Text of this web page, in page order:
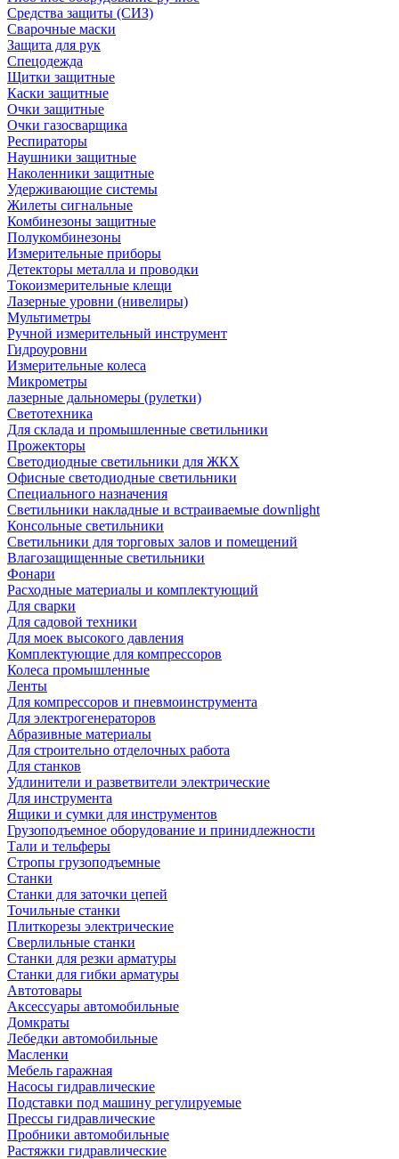
Средства защиты (СИЗ)
Сварочные маски
Защита для рук
Спецодежда
Щитки защитные
Каски защитные
Очки защитные
Очки газосварщика
Респираторы
Наушники защитные
Наколенники защитные
Удерживающие системы
Жилеты сигнальные
Комбинезоны защитные
Полукомбинезоны
Измерительные приборы
Детекторы металла и проводки
Токоизмерительные клещи
Лазерные уровни (нивелиры)
Мультиметры
Ручной измерительный инструмент
Гидроуровни
Измерительные колеса
Микрометры
лазерные дальномеры (рулетки)
Светотехника
Для склада и промышленные светильники
Прожекторы
Светодиодные светильники для ЖКХ
Офисные светодиодные светильники
Специального назначения
Светильники накладные и встраиваемые downlight
Консольные светильники
Светильники для торговых залов и помещений
Влагозащищенные светильники
Фонари
Расходные материалы и комплектующий
Для сварки
Для садовой техники
Для моек высокого давления
Комплектующие для компрессоров
Колеса промышленные
Ленты
Для компрессоров и пневмоинструмента
Для электрогенераторов
Абразивные материалы
Для строительно отделочных работа
Для станков
Удлинители и разветвители электрические
Для инструмента
Ящики и сумки для инструментов
Грузоподъемное оборудование и принидлежности
Тали и тельферы
Стропы грузоподъемные
Станки
Станки для заточки цепей
Точильные станки
Плиткорезы электрические
Сверлильные станки
Станки для резки арматуры
Станки для гибки арматуры
Автотовары
Аксессуары автомобильные
Домкраты
Лебедки автомобильные
Масленки
Мебель гаражная
Насосы гидравлические
Подставки под машину регулируемые
Прессы гидравлические
Пробники автомобильные
Растяжки гидравлические